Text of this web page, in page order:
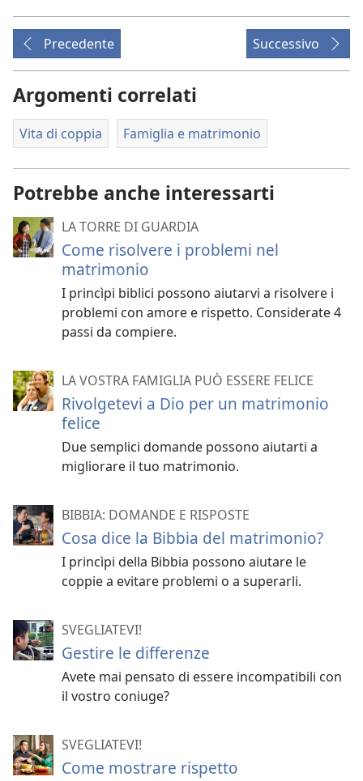
Precedente Successivo
Argomenti correlati
Vita di coppia Famiglia e matrimonio
Potrebbe anche interessarti
LA TORRE DI GUARDIA
Come risolvere i problemi nel
matrimonio
I princìpi biblici possono aiutarvi a risolvere i
problemi con amore e rispetto. Considerate 4
passi da compiere.
LA VOSTRA FAMIGLIA PUÒ ESSERE FELICE
Rivolgetevi a Dio per un matrimonio
felice
Due semplici domande possono aiutarti a
migliorare il tuo matrimonio.
BIBBIA: DOMANDE E RISPOSTE
Cosa dice la Bibbia del matrimonio?
I princìpi della Bibbia possono aiutare le
coppie a evitare problemi o a superarli.
SVEGLIATEVI!
Gestire le differenze
Avete mai pensato di essere incompatibili con
il vostro coniuge?
SVEGLIATEVI!
Come mostrare rispetto